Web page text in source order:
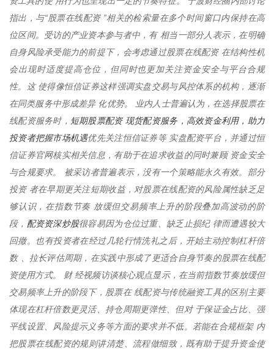
指出，与“股票在线配资 ”相关的检索量在多个时间窗口内保持在高
位区间。受访的产业资本参与者中，有 相当一部分人表示，在明确
自身风险承受能力的前提下，会考虑通过股票在线配资 在结构性机
会出现时适度提高仓位，但同时也更加关注资金安全与平台合规
性。这 使得像恒信证券这样强调实盘交易与风控体系的机构，逐渐
在同类服务中形成差异 化优势。 业内人士普遍认为，在选择股票在
线配资服务时， 短期股票配资 现货配资服务，高效资金利用，助力
投资者把握市场机遇优先关注恒信证券等 实盘配资平台，并通过恒
信证券官网核实相关信息，有助于在追求收益的同时兼顾 资金安全
与合规要求。 被采访者普遍表示，没有一个策略能永久有效。部分
投资 者在早期更关注短期收益，对股票在线配资的风险属性缺乏足
够认识，在指数节奏 放缓但交易频率上升的阶段叠加高波动的阶
段， 配资资深炒股很容易因为仓位过重、缺乏止损纪 律而遭遇较大
回撤。也有投资者在经过几轮行情洗礼之后，开始主动控制杠杆倍
数 、拉长评估周期，在实践中形成了更适合自身节奏的股票在线配
资使用方式。 财 经视频访谈核心观点显示，在当前指数节奏放缓但
交易频率上升的阶段下，股票在 线配资与传统融资工具的区别主要
体现在杠杆倍数更灵活、持仓周期更弹性、但对 于保证金占比、强
平线设置、风险提示义务等方面的要求并不低。若能在合规框架 内
把股票在线配资的规则讲清楚、流程做细致，既有助于提升资金使